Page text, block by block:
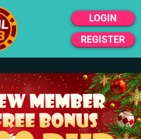
LOGIN
REGISTER